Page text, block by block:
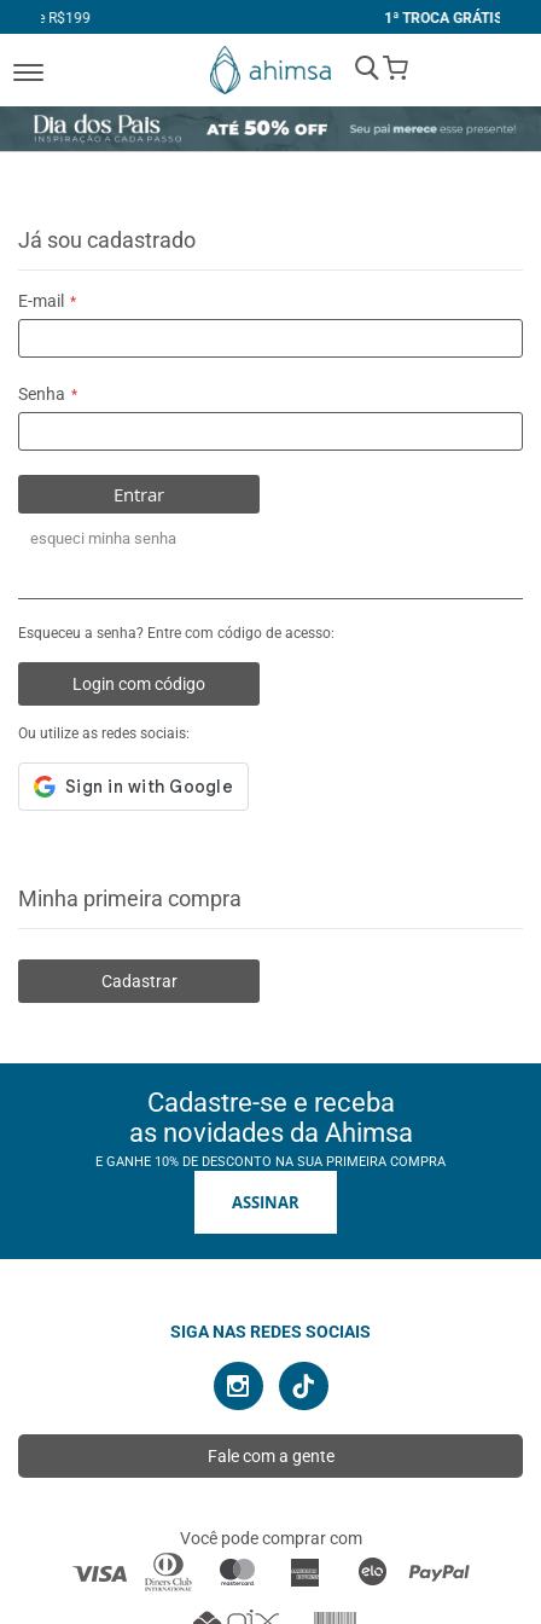
1ª TROCA GRÁTIS
My Cart
Já sou cadastrado
E-mail
Senha
Entrar
esqueci minha senha
Esqueceu a senha? Entre com código de acesso:
Login com código
Ou utilize as redes sociais:
Minha primeira compra
Cadastrar
Cadastre-se e receba
as novidades da Ahimsa
E GANHE 10% DE DESCONTO NA SUA PRIMEIRA COMPRA
ASSINAR
SIGA NAS REDES SOCIAIS
Fale com a gente
Você pode comprar com